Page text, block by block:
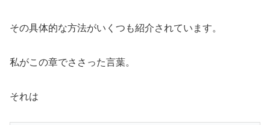
その具体的な方法がいくつも紹介されています。
私がこの章でささった言葉。
それは